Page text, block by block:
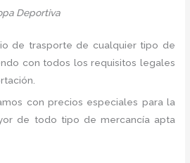
Deportiva
de trasporte de cualquier tipo de
con todos los requisitos legales
con precios especiales para la
de todo tipo de mercancía apta